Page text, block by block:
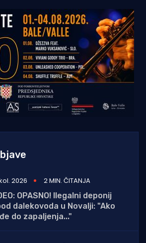
2026
2 MIN. ČITANJA
OPASNO! Ilegalni deponij
dalekovoda u Novalji: "Ako
do zapaljenja..."